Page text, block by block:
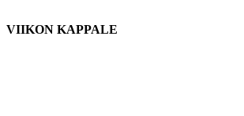
VIIKON KAPPALE